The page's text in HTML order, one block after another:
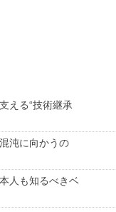
える“技術継承
沌に向かうの
人も知るべきベ